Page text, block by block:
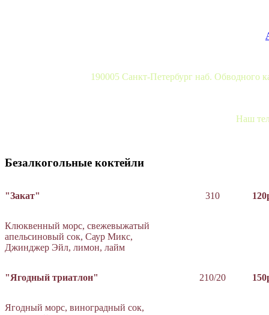
190005 Санкт-Петербург наб. Обводного
Наш
Безалкогольные коктейли
"Закат" 310
Клюквенный морс, свежевыжатый
апельсиновый сок, Саур Микс,
Джинджер Эйл, лимон, лайм
"Ягодный триатлон" 210/20
Ягодный морс, виноградный сок,